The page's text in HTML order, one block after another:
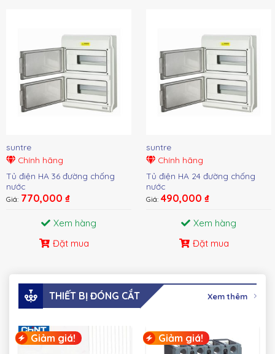
suntre
Chính hãng
Tủ điện HA 36 đường chống
nước
Giá: 770,000 ₫
Xem hàng
Đặt mua
suntre
Chính hãng
Tủ điện HA 24 đường chống
nước
Giá: 490,000 ₫
Xem hàng
Đặt mua
THIẾT BỊ ĐÓNG CẮT Xem thêm
Giảm giá! Giảm giá!